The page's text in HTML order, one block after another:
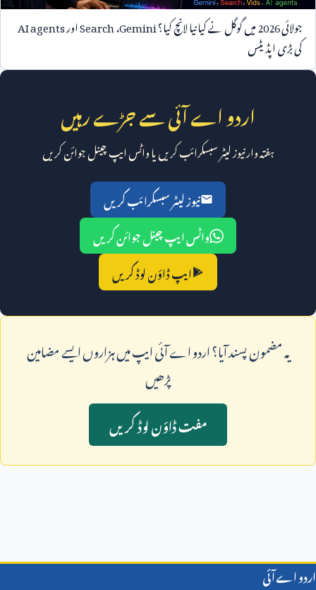
جولائی2026میں گوگل نے کیا نیا لانچ کیا؟Gemini،SearchاورAI agents
کی بڑی اپڈیٹس
اردو اے آئی سے جڑے رہیں
ہفتہ وار نیوز لیٹر سبسکرائب کریں یا واٹس ایپ چینل جوائن کریں
نیوز لیٹر سبسکرائب کریں
واٹس ایپ چینل جوائن کریں
ایپ ڈاؤن لوڈ کریں
يہ مضمون پسند آيا؟ اردو اے آئی ايپ ميں ہزاروں ايسے مضامين
پڑھيں
مفت ڈاؤن لوڈ کريں
اردو اے آئی